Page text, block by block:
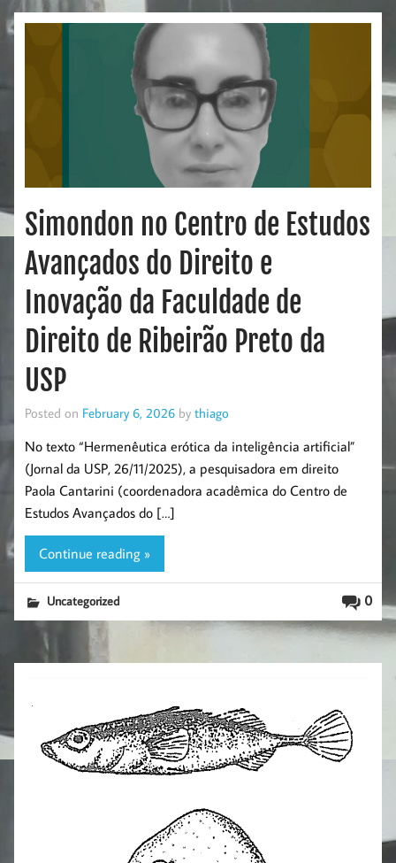
Simondon no Centro de Estudos
Avançados do Direito e
Inovação da Faculdade de
Direito de Ribeirão Preto da
USP
Posted on February 6, 2026 by thiago
No texto “Hermenêutica erótica da inteligência artificial”
(Jornal da USP, 26/11/2025), a pesquisadora em direito
Paola Cantarini (coordenadora acadêmica do Centro de
Estudos Avançados do […]
Continue reading »
0
Uncategorized